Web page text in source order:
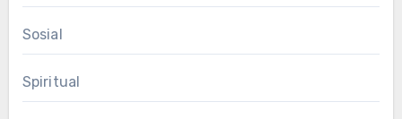
Sosial
Spiritual